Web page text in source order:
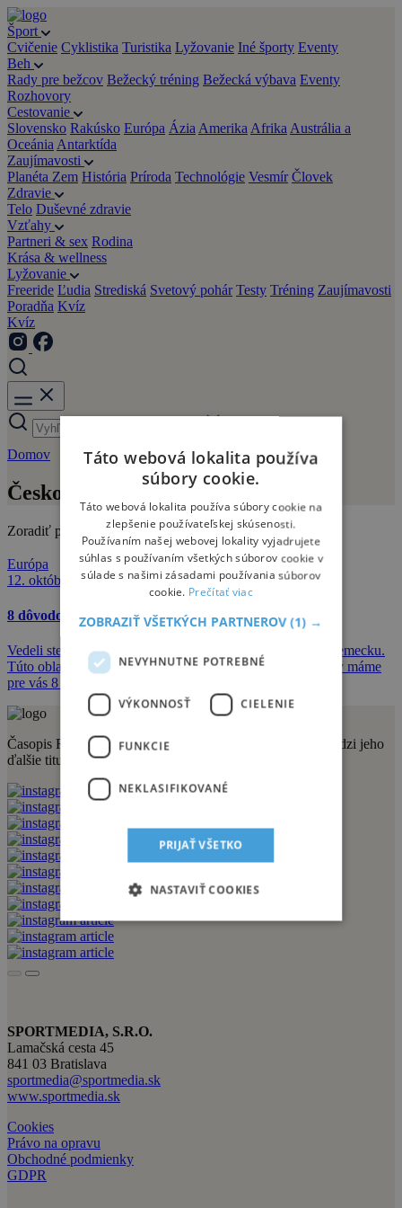
Šport
Cvičenie Cyklistika Turistika Lyžovanie Iné športy Eventy
Beh
Rady pre bežcov Bežecký tréning Bežecká výbava Eventy
Rozhovory
Cestovanie
Slovensko Rakúsko Európa Ázia Amerika Afrika Austrália a
Oceánia Antarktída
Zaujímavosti
Planéta Zem História Príroda Technológie Vesmír Človek
Zdravie
Telo Duševné zdravie
Vzťahy
Partneri & sex Rodina
Krása & wellness
Lyžovanie
Freeride Ľudia Strediská Svetový pohár Testy Tréning Zaujímavosti
Poradňa Kvíz
Kvíz
Domov Českosaské Švýcarsko
Českosaské Švýcarsko
Zoradiť podľa:
Európa
12. októbra 2021
8 dôvodov, prečo navštíviť Českosaské Švýcarsko
Vedeli ste, že Švajčiarsko je aj v Česku? A dokonca aj v Nemecku.
Túto oblasť charakterizujú výnimočné prírodné úkazy a my máme
pre vás 8 dôvodov, prečo sa sem vybrať.
Časopis Relax vydáva vydavateľstvo Sportmedia s.r.o. Medzi jeho
ďalšie tituly patria aj:
SPORTMEDIA, S.R.O.
Lamačská cesta 45
841 03 Bratislava
sportmedia@sportmedia.sk
www.sportmedia.sk
Cookies
Právo na opravu
Obchodné podmienky
GDPR
Táto webová lokalita používa
súbory cookie.
Táto webová lokalita používa súbory cookie na
zlepšenie používateľskej skúsenosti.
Používaním našej webovej lokality vyjadrujete
súhlas s používaním všetkých súborov cookie v
súlade s našimi zásadami používania súborov
cookie. Prečítať viac
ZOBRAZIŤ VŠETKÝCH PARTNEROV(1) →
NEVYHNUTNE POTREBNÉ
VÝKONNOSŤ CIELENIE
FUNKCIE
NEKLASIFIKOVANÉ
PRIJAŤ VŠETKO
NASTAVIŤ COOKIES